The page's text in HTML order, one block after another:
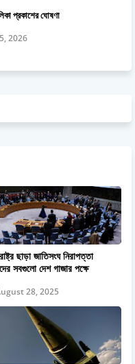
প্রকাশের ঘোষণা
2026
ছাড়া জাতিসংঘ নিরাপত্তা
সবগুলো দেশ গাজার পক্ষে
28, 2025